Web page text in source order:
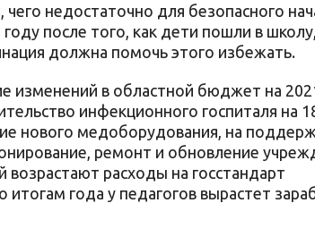
недостаточно для безопасного
после того, как дети пошли в
должна помочь этого избежать.
изменений в областной бюджет на
инфекционного госпиталя на
нового медоборудования, на
ремонт и обновление
расходы на госстандарт
года у педагогов вырастет